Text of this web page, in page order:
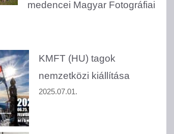
medencei Magyar Fotográfiai
KMFT (HU) tagok
nemzetközi kiállítása
2025.07.01.